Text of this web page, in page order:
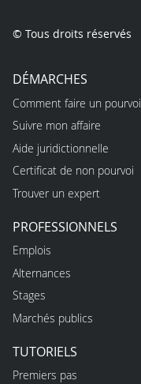
© Tous droits réservés
DÉMARCHES
Comment faire un pourvoi
Suivre mon affaire
Aide juridictionnelle
Certificat de non pourvoi
Trouver un expert
PROFESSIONNELS
Emplois
Alternances
Stages
Marchés publics
TUTORIELS
Premiers pas